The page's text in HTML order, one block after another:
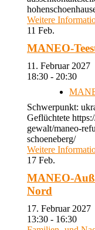
Weitere
11 Feb.
MANEO-
11. Februar 2027
18:30 - 20:30
Schwerpunkt:
Geflüchtete
gewalt/maneo-
schoeneberg/
Weitere
17 Feb.
MANEO-
Nord
17. Februar 2027
13:30 - 16:30